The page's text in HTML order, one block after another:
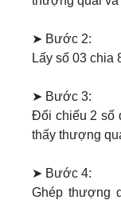
➤ Bước 2:
Lấy số 03
➤ Bước 3:
Đối chiếu 2 số
thấy thượng
➤ Bước 4:
Ghép thượng